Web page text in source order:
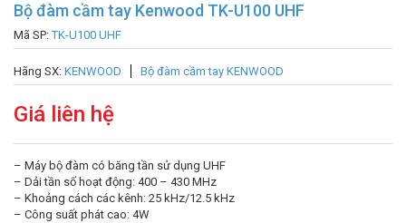
Bộ đàm cầm tay Kenwood TK-U100 UHF
Mã SP:TK-U100 UHF
Hãng SX: KENWOOD Bộ đàm cầm tay KENWOOD
Giá liên hệ
– Máy bộ đàm có băng tần sử dụng UHF
– Dải tần số hoạt động: 400 – 430 MHz
– Khoảng cách các kênh: 25 kHz/12.5 kHz
– Công suất phát cao: 4W